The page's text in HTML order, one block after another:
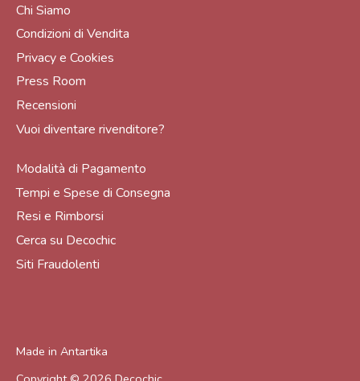
Chi Siamo
Condizioni di Vendita
Privacy e Cookies
Press Room
Recensioni
Vuoi diventare rivenditore?
Modalità di Pagamento
Tempi e Spese di Consegna
Resi e Rimborsi
Cerca su Decochic
Siti Fraudolenti
Made in Antartika